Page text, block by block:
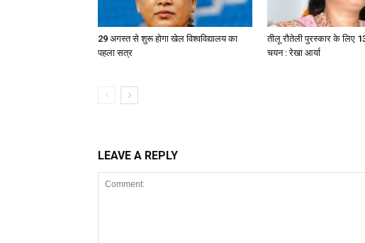
29 अगस्त से शुरू होगा खेल विश्वविद्यालय का
पहला सत्र
तीलू रौतेली पुरस्कार के लिए
चयन : रेखा आर्या
LEAVE A REPLY